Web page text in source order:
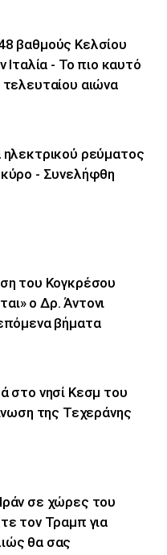
βαθμούς Κελσίου
Ιταλία - Το πιο καυτό
τελευταίου αιώνα
ηλεκτρικού ρεύματος
- Συνελήφθη
του Κογκρέσου
ο Δρ. Άντονι
βήματα
στο νησί Κεσμ του
της Τεχεράνης
σε χώρες του
τον Τραμπ για
θα σας